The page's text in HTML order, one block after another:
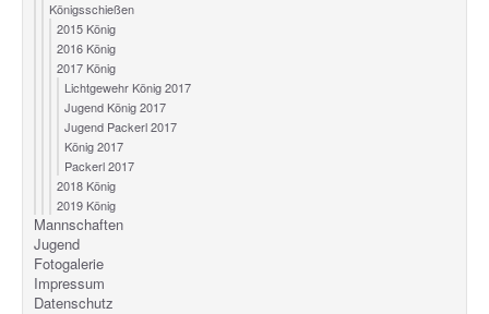
Königsschießen
2015 König
2016 König
2017 König
Lichtgewehr König 2017
Jugend König 2017
Jugend Packerl 2017
König 2017
Packerl 2017
2018 König
2019 König
Mannschaften
Jugend
Fotogalerie
Impressum
Datenschutz